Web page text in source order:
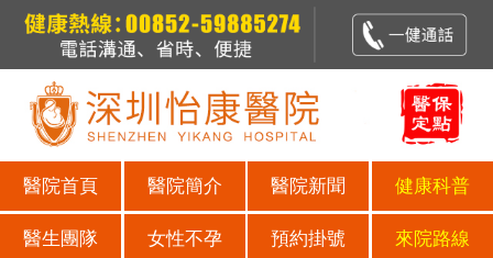
醫院首頁 醫院簡介 醫院新聞 健康科普
醫生團隊 女性不孕 預約掛號 來院路線